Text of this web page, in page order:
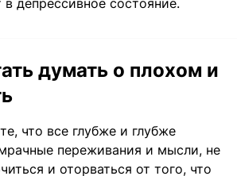
в депрессивное состояние.
думать о плохом и
что все глубже и глубже
переживания и мысли, не
и оторваться от того, что